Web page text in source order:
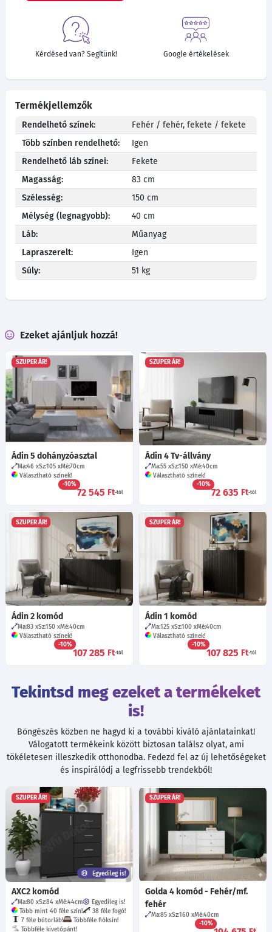
Kérdésed van? Segítünk! Google értékelések
Termékjellemzők
Rendelhető színek:
Fehér / fehér, fekete / fekete
Több színben rendelhető:
Igen
Rendelhető láb színei:
Fekete
Magasság:
83 cm
Szélesség:
150 cm
Mélység (legnagyobb):
40 cm
Láb:
Műanyag
Lapraszerelt:
Igen
Súly:
51 kg
Ezeket ajánljuk hozzá!
SZUPER ÁR!
Ádin 5 dohányzóasztal
Ma:46 Sz:105 Mé:70cm
Választható színek!
-10%
72 545 Ft-tól
SZUPER ÁR!
Ádin 4 Tv-állvány
Ma:55 Sz:150 Mé:40cm
Választható színek!
-10%
72 635 Ft-tól
SZUPER ÁR!
Ádin 2 komód
Ma:83 Sz:150 Mé:40cm
Választható színek!
-10%
107 285 Ft-tól
SZUPER ÁR!
Ádin 1 komód
Ma:125 Sz:100 Mé:40cm
Választható színek!
-10%
107 825 Ft-tól
Tekintsd meg ezeket a termékeket
is!
Böngészés közben ne hagyd ki a további kiváló ajánlatainkat!
Válogatott termékeink között biztosan találsz olyat, ami
tökéletesen illeszkedik otthonodba. Fedezd fel az új lehetőségeket
és inspirálódj a legfrissebb trendekből!
SZUPER ÁR!
Egyedileg is!
AXC2 komód
Ma:80 Sz:84 Mé:44cm
Egyedileg is!
Több mint 40 féle szín!
38 féle fogó!
7 féle bútorláb!
Többféle fióksín!
Többféle kivetőpánt!
SZUPER ÁR!
Golda 4 komód - Fehér/mf.
fehér
Ma:85 Sz:160 Mé:40cm
-10%